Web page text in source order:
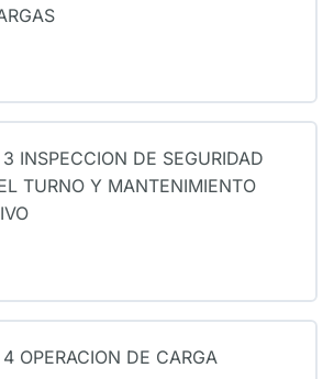
INSPECCION DE SEGURIDAD
TURNO Y MANTENIMIENTO
OPERACION DE CARGA